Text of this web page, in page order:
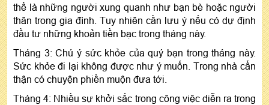
thể là những người xung quanh như bạn bè hoặc người
thân trong gia đình. Tuy nhiên cần lưu ý nếu có dự định
đầu tư những khoản tiền bạc trong tháng này.
Tháng 3: Chú ý sức khỏe của quý bạn trong tháng này.
Sức khỏe đi lại không được như ý muốn. Trong nhà cẩn
thận có chuyện phiền muộn đưa tới.
Tháng 4: Nhiều sự khởi sắc trong công việc diễn ra trong